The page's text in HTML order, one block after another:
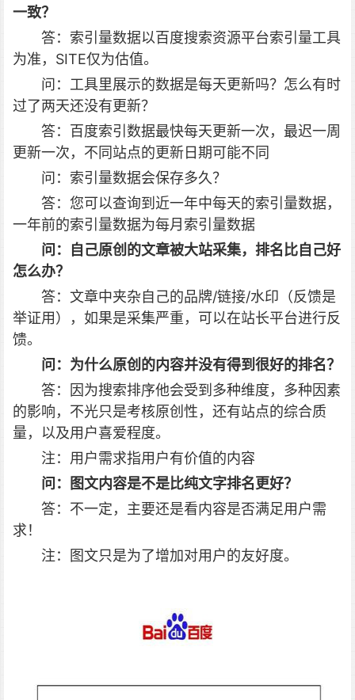
一致？
答：索引量数据以百度搜索资源平台索引量工具
为准，SITE仅为估值。
问：工具里展示的数据是每天更新吗？怎么有时
过了两天还没有更新？
答：百度索引数据最快每天更新一次，最迟一周
更新一次，不同站点的更新日期可能不同
问：索引量数据会保存多久？
答：您可以查询到近一年中每天的索引量数据，
一年前的索引量数据为每月索引量数据
问：自己原创的文章被大站采集，排名比自己好
怎么办？
答：文章中夹杂自己的品牌/链接/水印（反馈是
举证用），如果是采集严重，可以在站长平台进行反
馈。
问：为什么原创的内容并没有得到很好的排名？
答：因为搜索排序他会受到多种维度，多种因素
的影响，不光只是考核原创性，还有站点的综合质
量，以及用户喜爱程度。
注：用户需求指用户有价值的内容
问：图文内容是不是比纯文字排名更好？
答：不一定，主要还是看内容是否满足用户需
求！
注：图文只是为了增加对用户的友好度。